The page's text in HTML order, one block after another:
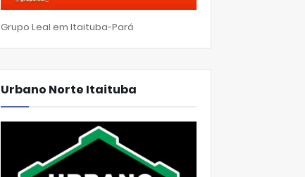
Grupo Leal em Itaituba-Pará
Urbano Norte Itaituba